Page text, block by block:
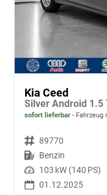
Kia Ceed
sofort lieferbar Fahrzeug
Fahrzeugnr. 89770
Kraftstoff Benzin
Leistung 103 kW (140 PS)
01.12.2025